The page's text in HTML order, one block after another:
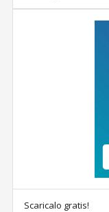
Scaricalo gratis!